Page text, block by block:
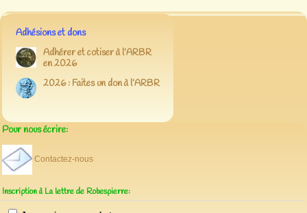
Adhésions et dons
Adhérer et cotiser à l’ARBR
en 2026
2026 : Faites un don à l’ARBR
Pour nous écrire:
Contactez-nous
Inscription à La lettre de Robespierre: